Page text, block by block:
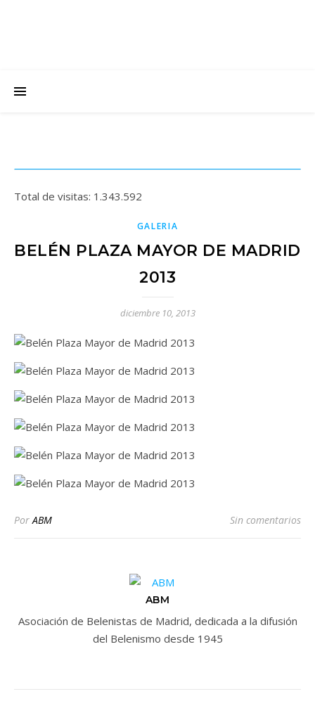
Total de visitas: 1.343.592
GALERIA
BELÉN PLAZA MAYOR DE MADRID
2013
diciembre 10, 2013
PorABM Sin comentarios
ABM
Asociación de Belenistas de Madrid, dedicada a la difusión
del Belenismo desde 1945